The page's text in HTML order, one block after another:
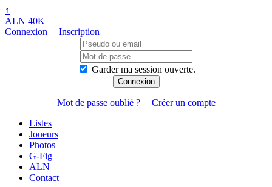
↑
ALN 40K
Connexion | Inscription
Garder ma session ouverte.
Mot de passe oublié ?| Créer un compte
Listes
Joueurs
Photos
G-Fig
ALN
Contact